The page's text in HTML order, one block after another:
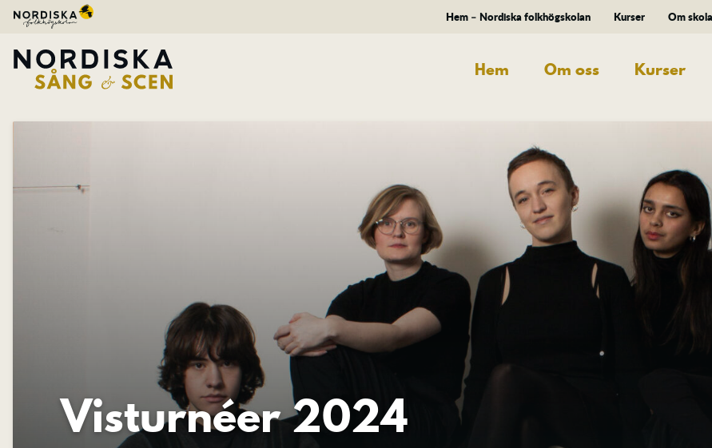
Hem – Nordiska folkhögskolan Kurser Om
Hem Om oss Kurser
Visturnéer 2024